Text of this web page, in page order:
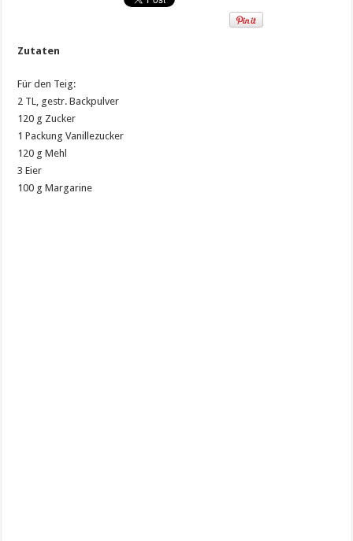
Zutaten
Für den Teig:
2 TL, gestr. Backpulver
120 g Zucker
1 Packung Vanillezucker
120 g Mehl
3 Eier
100 g Margarine